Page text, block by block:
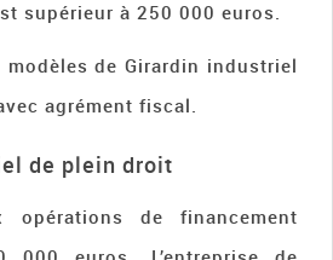
supérieur à 250 000 euros.
de Girardin industriel
agrément fiscal.
de plein droit
opérations de financement